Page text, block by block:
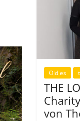
Oldies
THE
von